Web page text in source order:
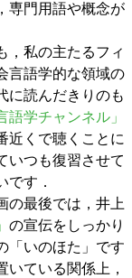
専門用語や概念が
私の主たるフィ
言語学的な領域の
に読んだきりのも
語学チャンネル」
近くで聴くことに
いつも復習させて
です．
の最後では，井上
の宣伝をしっかり
「いのほた」です
いている関係上，